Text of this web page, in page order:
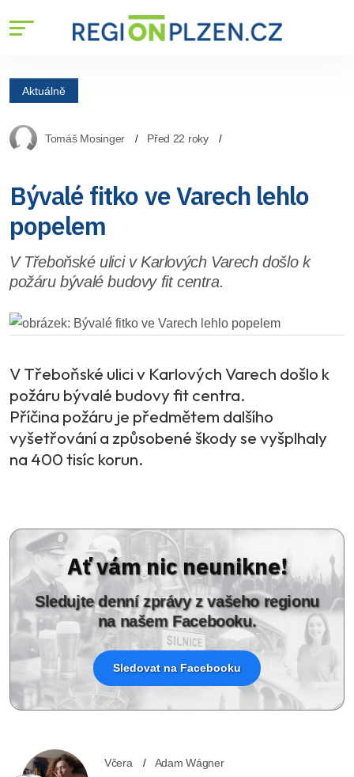
Aktuálně
Tomáš Mosinger Před 22 roky
Bývalé fitko ve Varech lehlo
popelem
V Třeboňské ulici v Karlových Varech došlo k
požáru bývalé budovy fit centra.
V Třeboňské ulici v Karlových Varech došlo k
požáru bývalé budovy fit centra.
Příčina požáru je předmětem dalšího
vyšetřování a způsobené škody se vyšplhaly
na 400 tisíc korun.
Ať vám nic neunikne!
Sledujte denní zprávy z vašeho regionu
na našem Facebooku.
Sledovat na Facebooku
Včera Adam Wágner